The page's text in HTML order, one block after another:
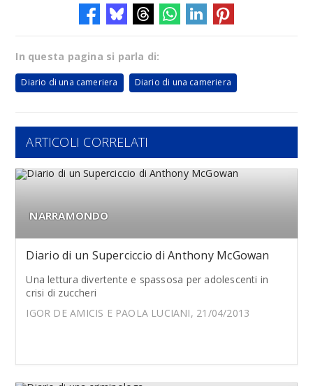
In questa pagina si parla di:
Diario di una cameriera Diario di una cameriera
ARTICOLI CORRELATI
NARRAMONDO
Diario di un Superciccio di Anthony McGowan
Una lettura divertente e spassosa per adolescenti in
crisi di zuccheri
IGOR DE AMICIS E PAOLA LUCIANI, 21/04/2013